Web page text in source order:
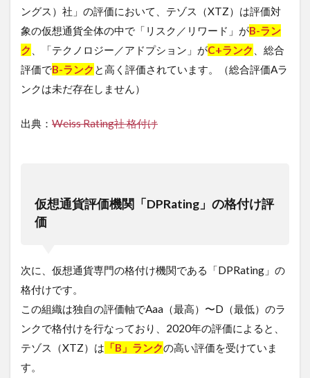
ングス）社」の評価において、テゾス（XTZ）は評価対
象の仮想通貨全体の中で「リスク／リワード」がB-ラン
ク
、「テクノロジー／アドプション」がC+ランク
、総合
評価でB-ランク と高く評価されています。（総合評価Aラ
ンクは未だ存在しません）
出典： Weiss Rating社 格付け
仮想通貨評価機関「DPRating」の格付け評
価
次に、仮想通貨専門の格付け機関である「DPRating」の
格付けです。
この組織は独自の評価軸でAaa（最高）〜D（最低）のラ
ンクで格付けを行なっており、2020年の評価によると、
テゾス（XTZ）は 「B」ランクの高い評価を受けていま
す。